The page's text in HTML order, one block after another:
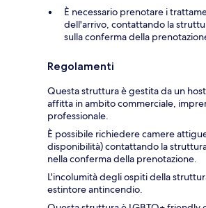
È necessario prenotare i
dell'arrivo, contattando la
sulla conferma della
Regolamenti
Questa struttura è gestita da un
affitta in ambito commerciale,
professionale.
È possibile richiedere camere
disponibilità) contattando la
nella conferma della prenotazione.
L'incolumità degli ospiti della
estintore antincendio.